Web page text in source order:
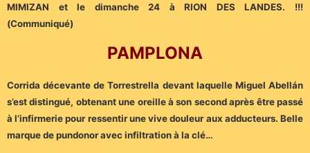
MIMIZAN et le dimanche 24 à RION DES LANDES. !!!
(Communiqué)
PAMPLONA
Corrida décevante de Torrestrella devant laquelle Miguel Abellán
s’est distingué, obtenant une oreille à son second après être passé
à l’infirmerie pour ressentir une vive douleur aux adducteurs. Belle
marque de pundonor avec infiltration à la clé…